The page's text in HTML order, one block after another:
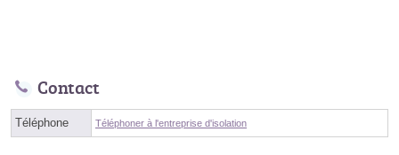
Contact
Téléphone Téléphoner à l'entreprise d'isolation